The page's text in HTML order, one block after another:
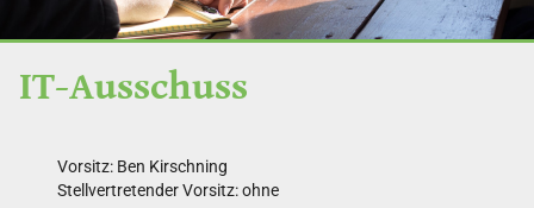
IT-Ausschuss
Vorsitz: Ben Kirschning
Stellvertretender Vorsitz: ohne